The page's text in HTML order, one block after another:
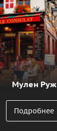
Мулен Руж
Подробнее